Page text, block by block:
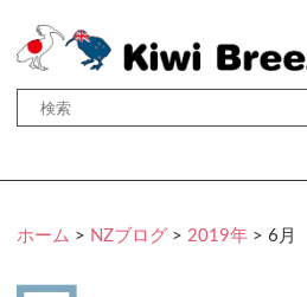
ホーム > NZブログ > 2019年 > 6月